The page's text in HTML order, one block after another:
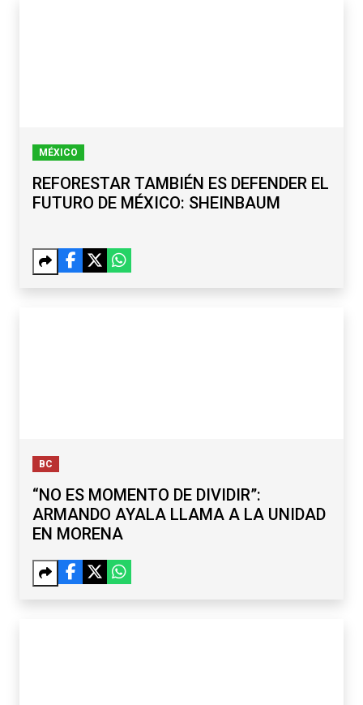
MÉXICO
REFORESTAR TAMBIÉN ES DEFENDER EL
FUTURO DE MÉXICO: SHEINBAUM
BC
“NO ES MOMENTO DE DIVIDIR”:
ARMANDO AYALA LLAMA A LA UNIDAD
EN MORENA